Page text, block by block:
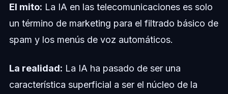
El mito: La IA en las telecomunicaciones es solo
un término de marketing para el filtrado básico de
spam y los menús de voz automáticos.
La realidad: La IA ha pasado de ser una
característica superficial a ser el núcleo de la